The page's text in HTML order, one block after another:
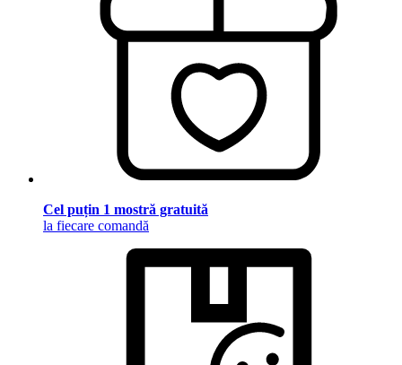
Cel puțin 1 mostră gratuită
la fiecare comandă